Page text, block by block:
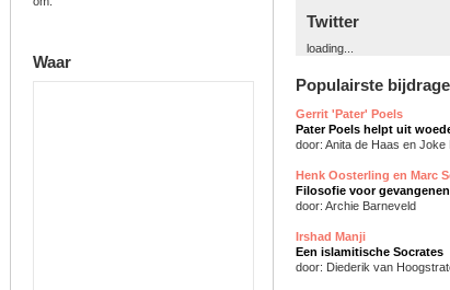
Waar
Twitter
loading...
Populairste
Gerrit 'Pater' Poels
Pater Poels helpt uit
door: Anita de Haas en Joke
Henk Oosterling en Marc
Filosofie voor gevangenen
door: Archie Barneveld
Irshad Manji
Een islamitische Socrates
door: Diederik van